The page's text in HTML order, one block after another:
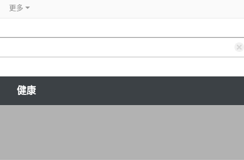
更多
健康